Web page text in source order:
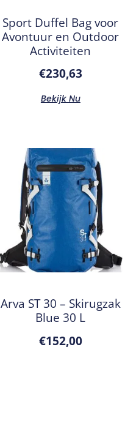
Sport Duffel Bag voor
Avontuur en Outdoor
Activiteiten
€230,63
Bekijk Nu
Arva ST 30 – Skirugzak
Blue 30 L
€152,00